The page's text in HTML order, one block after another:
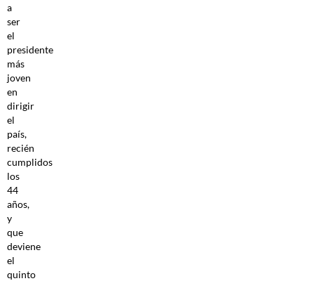
a
ser
el
presidente
más
joven
en
dirigir
el
país,
recién
cumplidos
los
44
años,
y
que
deviene
el
quinto